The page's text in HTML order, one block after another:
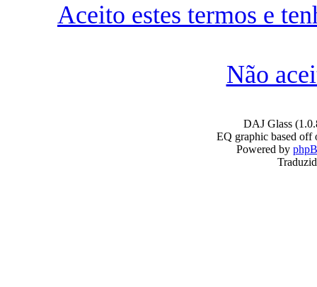
Aceito estes termos e
Não
DAJ Glass
EQ graphic based
Powered by